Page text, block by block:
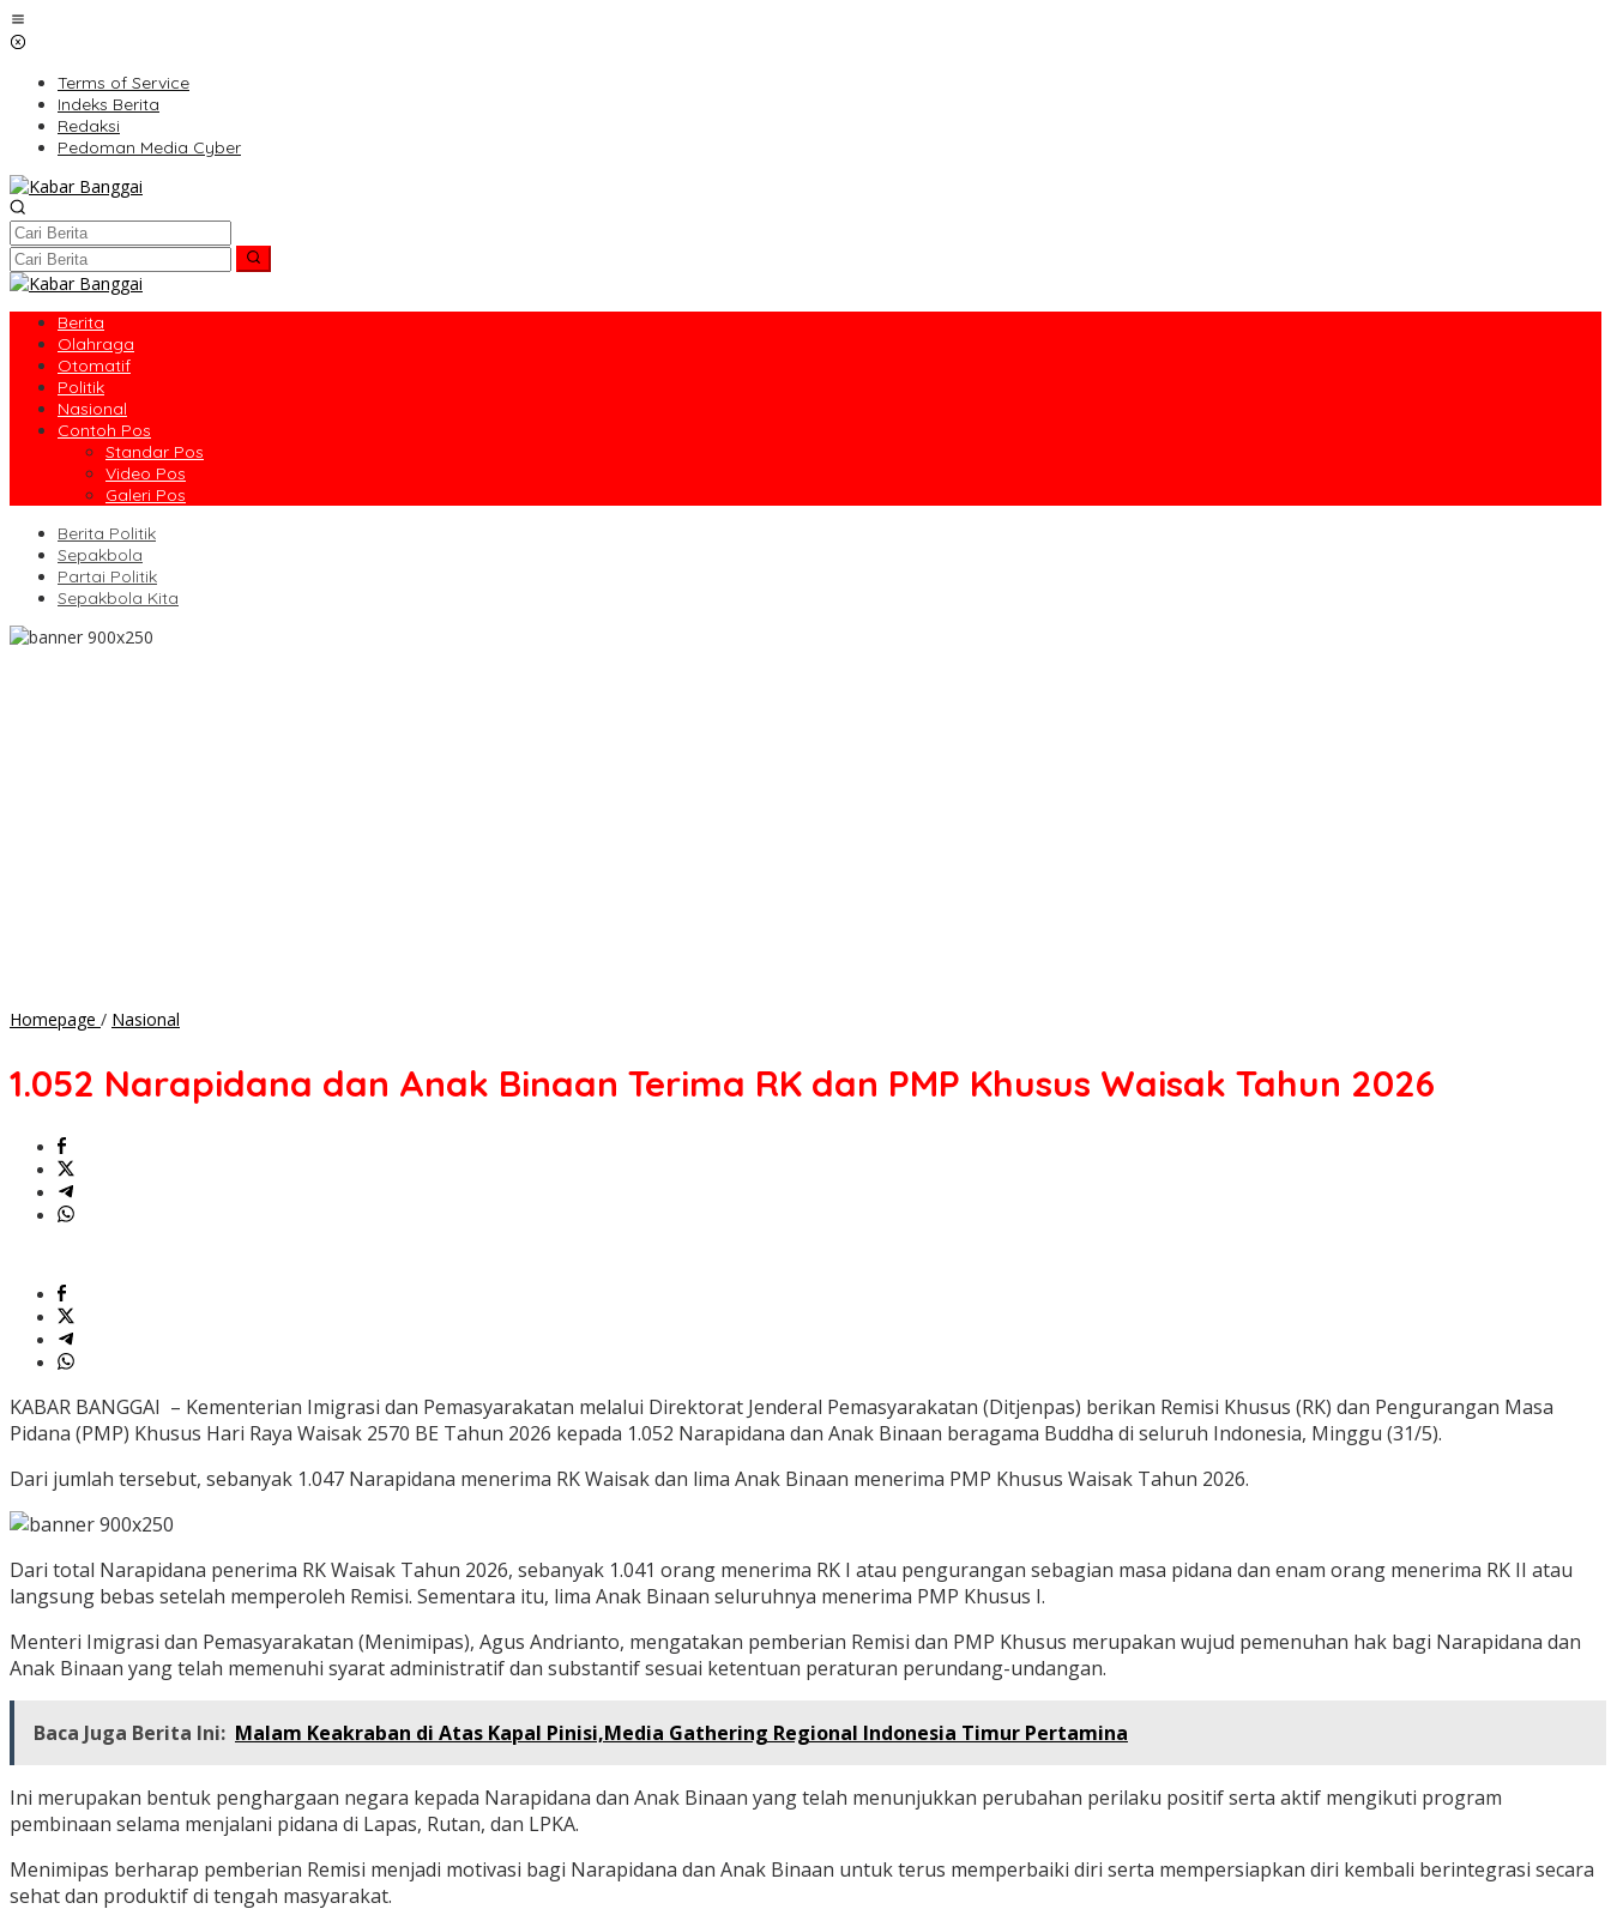
Lewati
ke
Terms of Service
Indeks Berita
Redaksi
Pedoman Media Cyber
Berita
Olahraga
Otomatif
Politik
Nasional
Contoh Pos
Standar Pos
Video Pos
Galeri Pos
Berita Politik
Sepakbola
Partai Politik
Sepakbola Kita
Homepage / Nasional
Anak
Binaan
1.052 Narapidana dan Anak Binaan Terima RK dan PMP Khusus Waisak Tahun 2026
KABAR BANGGAI – Kementerian Imigrasi dan Pemasyarakatan melalui Direktorat Jenderal Pemasyarakatan (Ditjenpas) berikan Remisi Khusus (RK) dan Pengurangan Masa
Pidana (PMP) Khusus Hari Raya Waisak 2570 BE Tahun 2026 kepada 1.052 Narapidana dan Anak Binaan beragama Buddha di seluruh Indonesia, Minggu (31/5).
Dari jumlah tersebut, sebanyak 1.047 Narapidana menerima RK Waisak dan lima Anak Binaan menerima PMP Khusus Waisak Tahun 2026.
Dari total Narapidana penerima RK Waisak Tahun 2026, sebanyak 1.041 orang menerima RK I atau pengurangan sebagian masa pidana dan enam orang menerima RK II atau
langsung bebas setelah memperoleh Remisi. Sementara itu, lima Anak Binaan seluruhnya menerima PMP Khusus I.
Menteri Imigrasi dan Pemasyarakatan (Menimipas), Agus Andrianto, mengatakan pemberian Remisi dan PMP Khusus merupakan wujud pemenuhan hak bagi Narapidana dan
Anak Binaan yang telah memenuhi syarat administratif dan substantif sesuai ketentuan peraturan perundang-undangan.
Baca Juga Berita Ini: Malam Keakraban di Atas Kapal Pinisi,Media Gathering Regional Indonesia Timur Pertamina
Ini merupakan bentuk penghargaan negara kepada Narapidana dan Anak Binaan yang telah menunjukkan perubahan perilaku positif serta aktif mengikuti program
pembinaan selama menjalani pidana di Lapas, Rutan, dan LPKA.
Menimipas berharap pemberian Remisi menjadi motivasi bagi Narapidana dan Anak Binaan untuk terus memperbaiki diri serta mempersiapkan diri kembali berintegrasi secara
sehat dan produktif di tengah masyarakat.